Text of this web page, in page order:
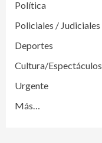
Política
Policiales / Judiciales
Deportes
Cultura/Espectáculos
Urgente
Más…